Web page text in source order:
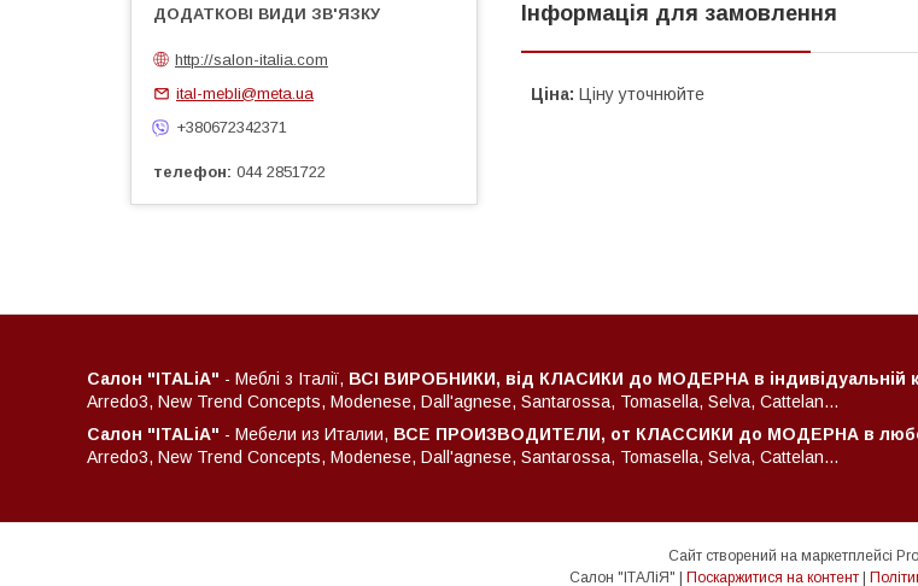
Інформація для замовлення
Ціна: Ціну уточнюйте
http://salon-italia.com
ital-mebli@meta.ua
+380672342371
телефон 044 2851722
Салон "ITALiA" - Меблі з Італії, ВСІ ВИРОБНИКИ, від КЛАСИКИ до МОДЕРНА в індивідуальній
Arredo3, New Trend Concepts, Modenese, Dall'agnese, Santarossa, Tomasella, Selva, Cattelan...
Салон "ITALiA" - Мебели из Италии, ВСЕ ПРОИЗВОДИТЕЛИ, от КЛАССИКИ до МОДЕРНА в
Arredo3, New Trend Concepts, Modenese, Dall'agnese, Santarossa, Tomasella, Selva, Cattelan...
Сайт створений на маркетплейсі
Поскаржитися на контент